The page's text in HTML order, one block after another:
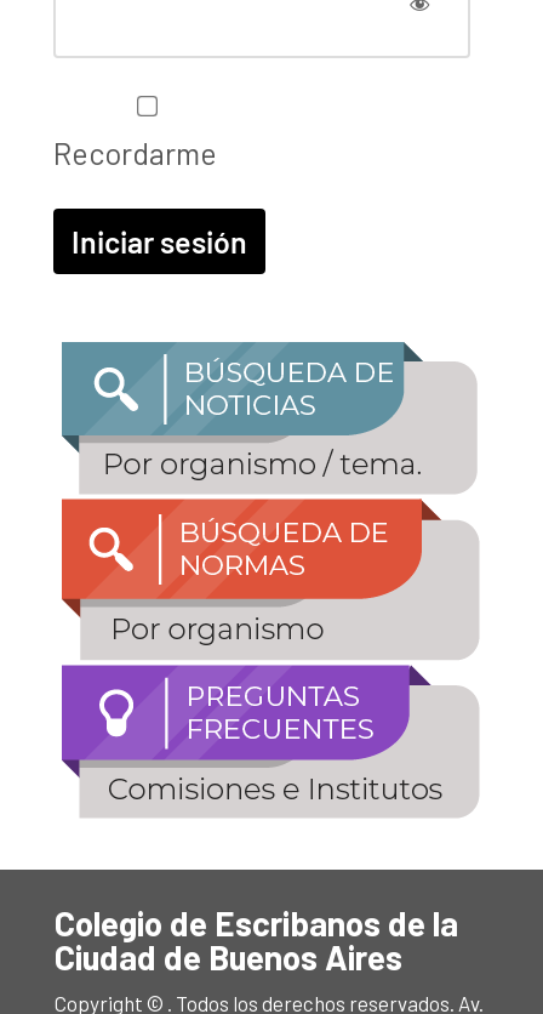
Recordarme
Colegio de Escribanos de la
Ciudad de Buenos Aires
Copyright © . Todos los derechos reservados. Av.